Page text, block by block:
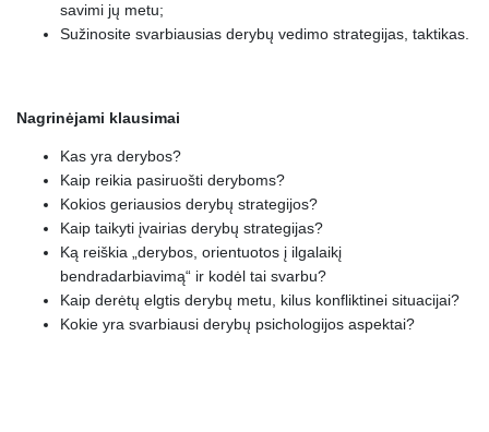
savimi jų metu;
Sužinosite svarbiausias derybų vedimo strategijas, taktikas.
Nagrinėjami klausimai
Kas yra derybos?
Kaip reikia pasiruošti deryboms?
Kokios geriausios derybų strategijos?
Kaip taikyti įvairias derybų strategijas?
Ką reiškia „derybos, orientuotos į ilgalaikį
bendradarbiavimą“ ir kodėl tai svarbu?
Kaip derėtų elgtis derybų metu, kilus konfliktinei situacijai?
Kokie yra svarbiausi derybų psichologijos aspektai?